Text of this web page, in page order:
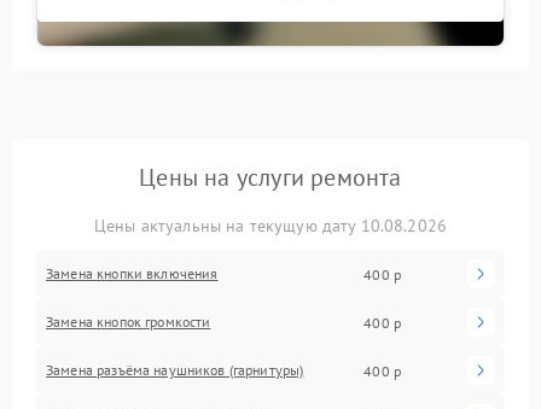
Цены на услуги ремонта
Цены актуальны на текущую дату 10.08.2026
Замена кнопки включения 400 р
Замена кнопок громкости 400 р
Замена разъёма наушников (гарнитуры) 400 р